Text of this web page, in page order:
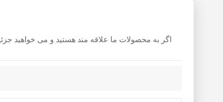
اگر به محصولات ما علاقه مند هستید و می خواهید